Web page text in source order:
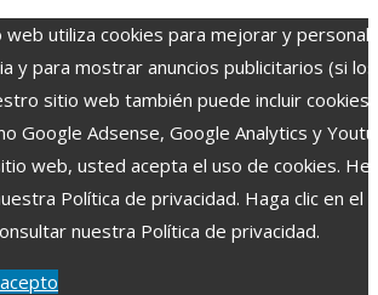
utiliza cookies para mejorar y
y para mostrar anuncios publicitarios (si los
sitio web también puede incluir cookies
Google Adsense, Google Analytics y
web, usted acepta el uso de cookies.
Política de privacidad. Haga clic en el
nuestra Política de privacidad.